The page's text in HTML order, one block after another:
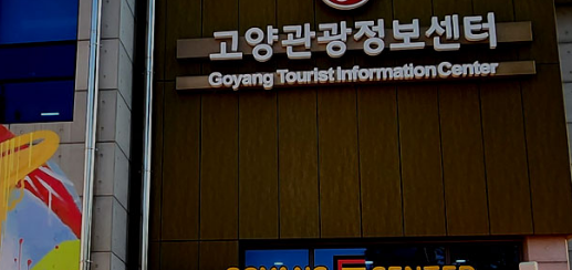
행주산성
서오릉/서삼릉
전시관/박물관
장항습지
누리길
벚꽃명소
행사소개
프로그램 안내
사전신청
자주 묻는 질문
대표먹거리
전통시장
템플스테이
숙박 정보
쇼핑 정보
문화관광해설사 예약하기
해설사 공간
공지사항